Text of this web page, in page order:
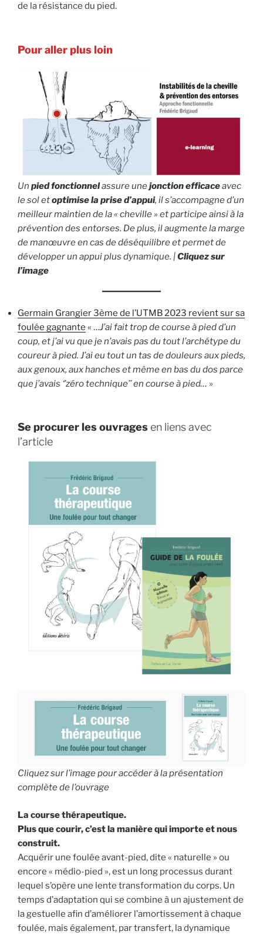
de la résistance du pied.
Pour aller plus loin
Un pied fonctionnelassure unejonction efficaceavec
le sol etoptimise la prise d’appui, il s’accompagne d’un
meilleur maintien de la « cheville » et participe ainsi à la
prévention des entorses. De plus, il augmente la marge
de manœuvre en cas de déséquilibre et permet de
développer un appui plus dynamique. |Cliquez sur
l’image
Germain Grangier 3ème de l’UTMB 2023 revient sur sa
foulée gagnante « …J’ai fait trop de course à pied d’un
coup, et j’ai vu que je n’avais pas du tout l’archétype du
coureur à pied. J’ai eu tout un tas de douleurs aux pieds,
aux genoux, aux hanches et même en bas du dos parce
que j’avais ‘’zéro technique’’ en course à pied… »
Se procurer les ouvrages en liens avec
l’article
Cliquez sur l’image pour accéder à la présentation
complète de l’ouvrage
La course thérapeutique.
Plus que courir, c’est la manière qui importe et nous
construit.
Acquérir une foulée avant-pied, dite « naturelle » ou
encore « médio-pied », est un long processus durant
lequel s’opère une lente transformation du corps. Un
temps d’adaptation qui se combine à un ajustement de
la gestuelle afin d’améliorer l’amortissement à chaque
foulée, mais également, par transfert, la dynamique